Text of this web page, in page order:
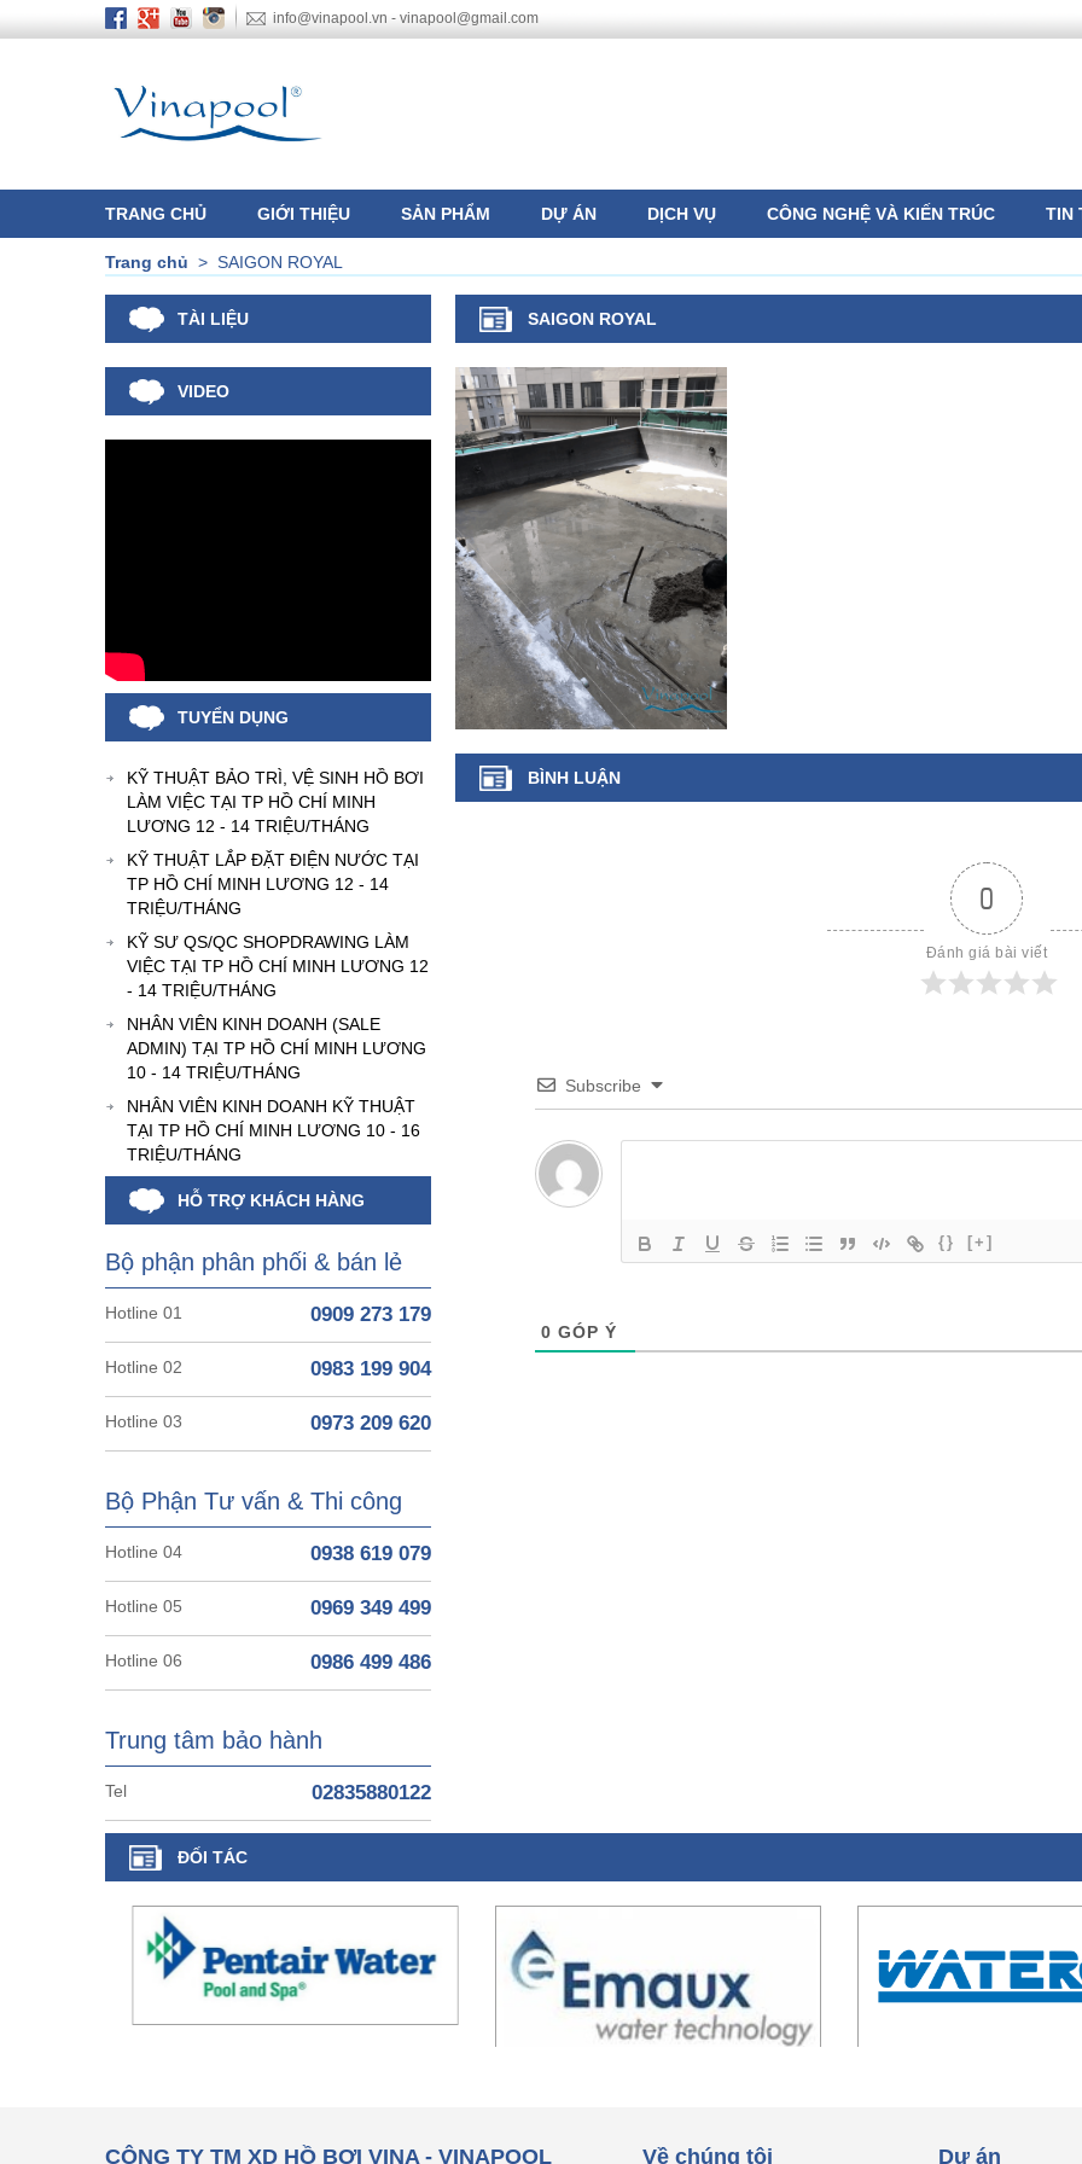
info@vinapool.vn - vinapool@gmail.com
TRANG CHỦ GIỚI THIỆU SẢN PHẨM DỰ ÁN DỊCH VỤ CÔNG NGHỆ VÀ KIẾN TRÚC TIN
Trang chủ > SAIGON ROYAL
TÀI LIỆU
VIDEO
TUYỂN DỤNG
KỸ THUẬT BẢO TRÌ, VỆ SINH HỒ BƠI
LÀM VIỆC TẠI TP HỒ CHÍ MINH
LƯƠNG 12 - 14 TRIỆU/THÁNG
KỸ THUẬT LẮP ĐẶT ĐIỆN NƯỚC TẠI
TP HỒ CHÍ MINH LƯƠNG 12 - 14
TRIỆU/THÁNG
KỸ SƯ QS/QC SHOPDRAWING LÀM
VIỆC TẠI TP HỒ CHÍ MINH LƯƠNG 12
- 14 TRIỆU/THÁNG
NHÂN VIÊN KINH DOANH (SALE
ADMIN) TẠI TP HỒ CHÍ MINH LƯƠNG
10 - 14 TRIỆU/THÁNG
NHÂN VIÊN KINH DOANH KỸ THUẬT
TẠI TP HỒ CHÍ MINH LƯƠNG 10 - 16
TRIỆU/THÁNG
HỖ TRỢ KHÁCH HÀNG
Bộ phận phân phối & bán lẻ
Hotline 01 0909 273 179
Hotline 02 0983 199 904
Hotline 03 0973 209 620
Bộ Phận Tư vấn & Thi công
Hotline 04 0938 619 079
Hotline 05 0969 349 499
Hotline 06 0986 499 486
Trung tâm bảo hành
Tel 02835880122
SAIGON ROYAL
BÌNH LUẬN
0
Đánh giá bài viết
Subscribe
{} [+]
0 GÓP Ý
ĐỐI TÁC